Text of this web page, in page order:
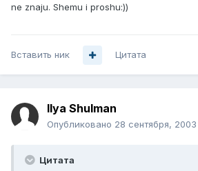
ne znaju. Shemu i proshu:))
Вставить ник Цитата
Ilya Shulman
Опубликовано 28 сентября, 2003
Цитата